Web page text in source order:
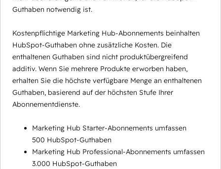
Guthaben notwendig ist.
Kostenpflichtige Marketing Hub-Abonnements beinhalten
HubSpot-Guthaben ohne zusätzliche Kosten. Die
enthaltenen Guthaben sind nicht produktübergreifend
additiv. Wenn Sie mehrere Produkte erworben haben,
erhalten Sie die höchste verfügbare Menge an enthaltenen
Guthaben, basierend auf der höchsten Stufe Ihrer
Abonnementdienste.
Marketing Hub Starter-Abonnements umfassen
500 HubSpot-Guthaben
Marketing Hub Professional-Abonnements umfassen
3.000 HubSpot-Guthaben